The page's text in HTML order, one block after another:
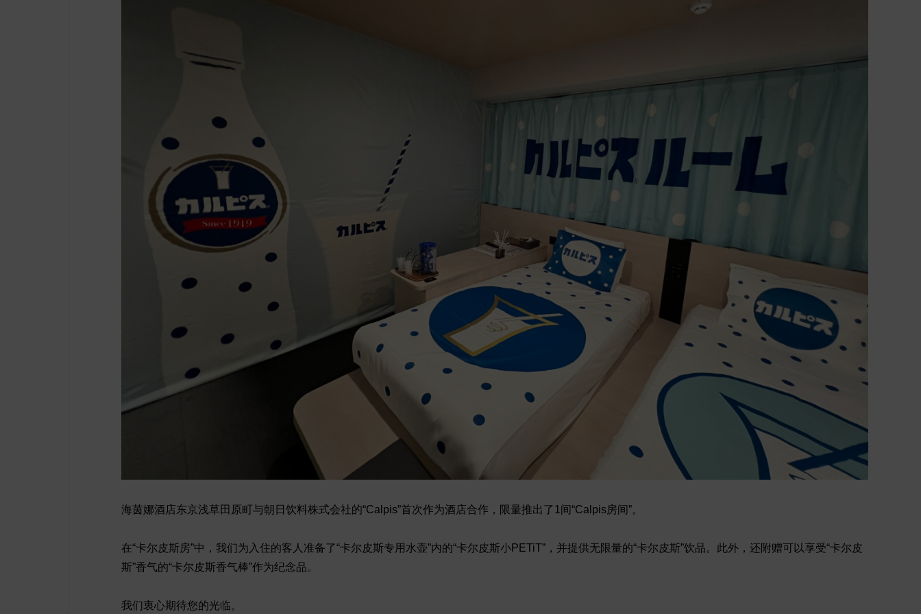
海茵娜酒店东京浅草田原町与朝日饮料株式会社的“Calpis”首次作为酒店合作，限量推出了1间“Calpis房间”。
在“卡尔皮斯房”中，我们为入住的客人准备了“卡尔皮斯专用水壶”内的“卡尔皮斯小PETiT”，并提供无限量的“卡尔皮斯”饮品。此外，还附赠可以享受“卡尔皮
斯”香气的“卡尔皮斯香气棒”作为纪念品。
我们衷心期待您的光临。